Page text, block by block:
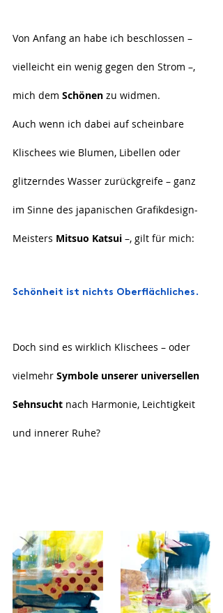
Von Anfang an habe ich beschlossen –
vielleicht ein wenig gegen den Strom –,
mich dem Schönen zu widmen.
Auch wenn ich dabei auf scheinbare
Klischees wie Blumen, Libellen oder
glitzerndes Wasser zurückgreife – ganz
im Sinne des japanischen Grafikdesign-
Meisters Mitsuo Katsui –, gilt für mich:
Schönheit ist nichts Oberflächliches.
Doch sind es wirklich Klischees – oder
vielmehr Symbole unserer universellen
Sehnsucht nach Harmonie, Leichtigkeit
und innerer Ruhe?